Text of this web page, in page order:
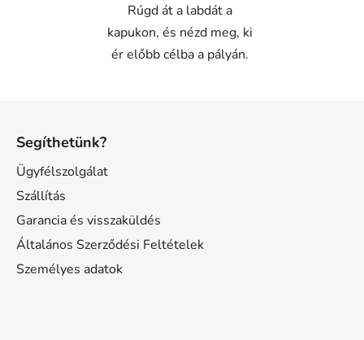
Rúgd át a labdát a
kapukon, és nézd meg, ki
ér előbb célba a pályán.
Segíthetünk?
Ügyfélszolgálat
Szállítás
Garancia és visszaküldés
Általános Szerződési Feltételek
Személyes adatok